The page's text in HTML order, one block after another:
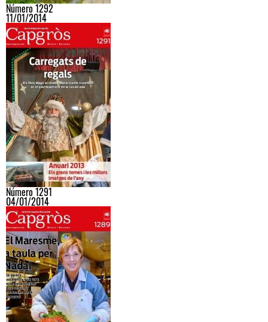
Número 1292
11/01/2014
Número 1291
04/01/2014